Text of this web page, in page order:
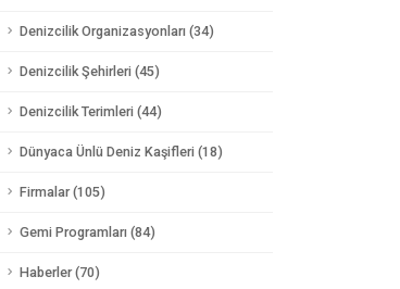
Denizcilik Organizasyonları (34)
Denizcilik Şehirleri (45)
Denizcilik Terimleri (44)
Dünyaca Ünlü Deniz Kaşifleri (18)
Firmalar (105)
Gemi Programları (84)
Haberler (70)